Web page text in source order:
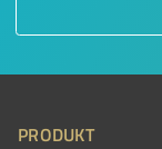
PRODUKT